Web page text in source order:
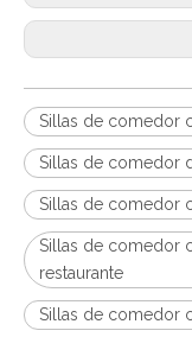
Sillas de comedor
Sillas de comedor
Sillas de comedor
Sillas de comedor
restaurante
Sillas de comedor